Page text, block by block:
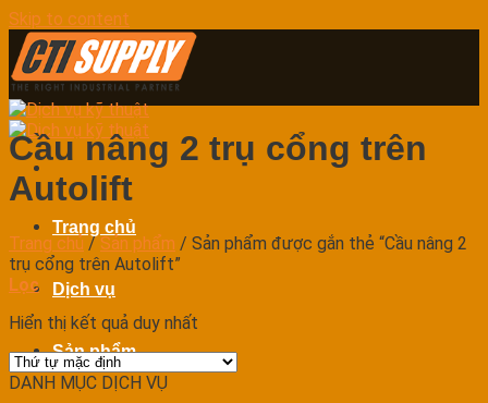
Skip to content
Trang chủ
Dịch vụ
Sản phẩm
Cầu nâng 2 trụ cổng trên
Autolift
Trang chủ / Sản phẩm / Sản phẩm được gắn thẻ “Cầu nâng 2
trụ cổng trên Autolift”
Lọc
Hiển thị kết quả duy nhất
DANH MỤC DỊCH VỤ